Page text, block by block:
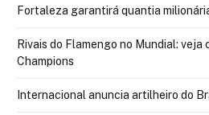
Fortaleza garantirá quantia
Rivais do Flamengo no Mundial:
Champions
Internacional anuncia artilheiro do